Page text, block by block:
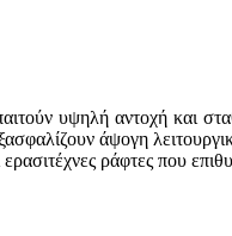
υψηλή αντοχή και
άψογη
ράφτες που